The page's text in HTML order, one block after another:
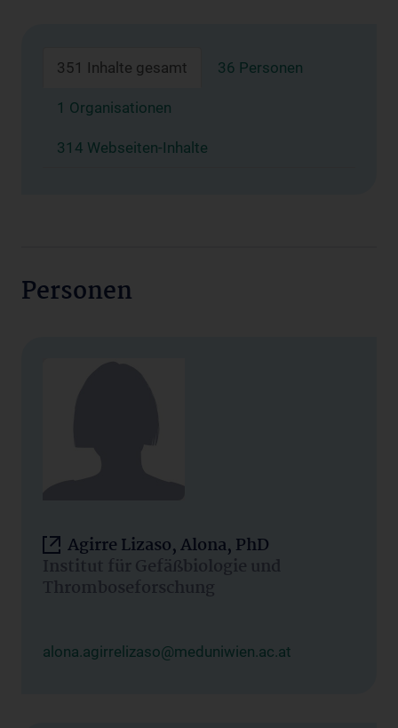
351 Inhalte gesamt 36 Personen
1 Organisationen
314 Webseiten-Inhalte
Personen
Agirre Lizaso, Alona, PhD
Institut für Gefäßbiologie und
Thromboseforschung
alona.agirrelizaso@meduniwien.ac.at